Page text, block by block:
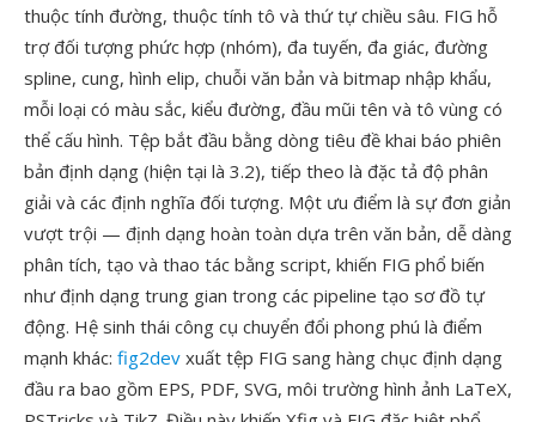
thuộc tính đường, thuộc tính tô và thứ tự chiều sâu. FIG hỗ
trợ đối tượng phức hợp (nhóm), đa tuyến, đa giác, đường
spline, cung, hình elip, chuỗi văn bản và bitmap nhập khẩu,
mỗi loại có màu sắc, kiểu đường, đầu mũi tên và tô vùng có
thể cấu hình. Tệp bắt đầu bằng dòng tiêu đề khai báo phiên
bản định dạng (hiện tại là 3.2), tiếp theo là đặc tả độ phân
giải và các định nghĩa đối tượng. Một ưu điểm là sự đơn giản
vượt trội — định dạng hoàn toàn dựa trên văn bản, dễ dàng
phân tích, tạo và thao tác bằng script, khiến FIG phổ biến
như định dạng trung gian trong các pipeline tạo sơ đồ tự
động. Hệ sinh thái công cụ chuyển đổi phong phú là điểm
mạnh khác: fig2dev xuất tệp FIG sang hàng chục định dạng
đầu ra bao gồm EPS, PDF, SVG, môi trường hình ảnh LaTeX,